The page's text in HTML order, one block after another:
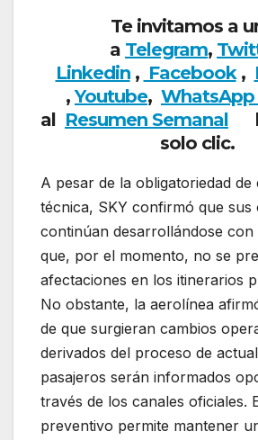
Te invitamos a
a Telegram,
Linkedin, Facebook,
,Youtube, WhatsApp
al Resumen Semanal
solo clic.
A pesar de la obligatoriedad de
técnica, SKY confirmó que sus
continúan desarrollándose con
que, por el momento, no se
afectaciones en los itinerarios
No obstante, la aerolínea
de que surgieran cambios
derivados del proceso de
pasajeros serán informados
través de los canales oficiales.
preventivo permite mantener